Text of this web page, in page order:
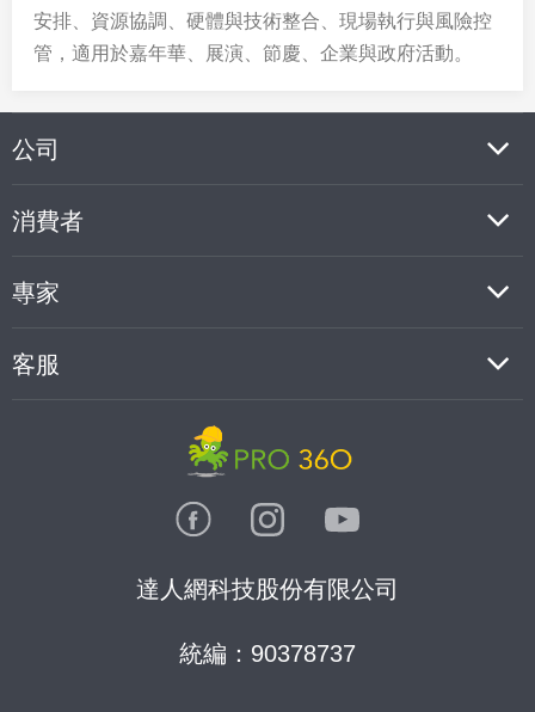
安排、資源協調、硬體與技術整合、現場執行與風險控
管，適用於嘉年華、展演、節慶、企業與政府活動。
公司
消費者
專家
客服
達人網科技股份有限公司
統編：90378737